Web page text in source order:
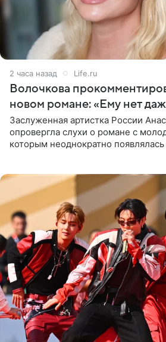
2 часа назад Life.ru
Волочкова
новом романе: «Ему нет
Заслуженная артистка России
опровергла слухи о романе с
которым неоднократно появлялась